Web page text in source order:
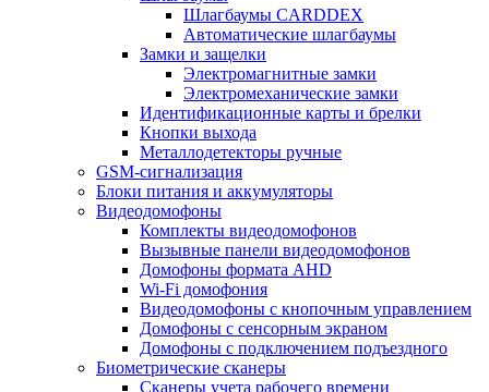
Шлагбаумы CARDDEX
Автоматические шлагбаумы
Замки и защелки
Электромагнитные замки
Электромеханические замки
Идентификационные карты и брелки
Кнопки выхода
Металлодетекторы ручные
GSM-сигнализация
Блоки питания и аккумуляторы
Видеодомофоны
Комплекты видеодомофонов
Вызывные панели видеодомофонов
Домофоны формата AHD
Wi-Fi домофония
Видеодомофоны с кнопочным управлением
Домофоны с сенсорным экраном
Домофоны с подключением подъездного
Биометрические сканеры
Сканеры учета рабочего времени